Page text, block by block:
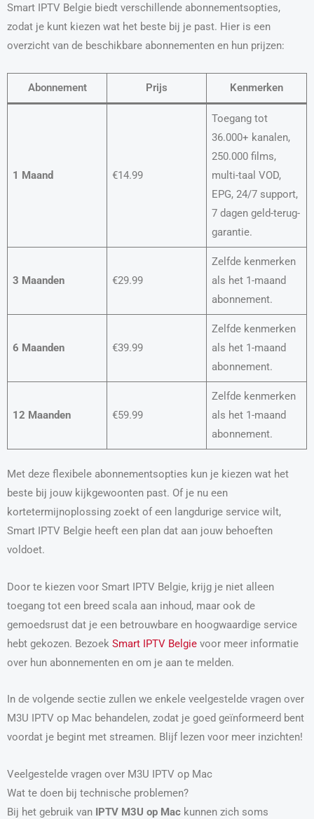
Smart IPTV Belgie biedt verschillende abonnementsopties,
zodat je kunt kiezen wat het beste bij je past. Hier is een
overzicht van de beschikbare abonnementen en hun prijzen:
Abonnement Prijs Kenmerken
1 Maand €14.99
Toegang tot
36.000+ kanalen,
250.000 films,
multi-taal VOD,
EPG, 24/7 support,
7 dagen geld-terug-
garantie.
3 Maanden €29.99
Zelfde kenmerken
als het 1-maand
abonnement.
6 Maanden €39.99
Zelfde kenmerken
als het 1-maand
abonnement.
12 Maanden €59.99
Zelfde kenmerken
als het 1-maand
abonnement.
Met deze flexibele abonnementsopties kun je kiezen wat het
beste bij jouw kijkgewoonten past. Of je nu een
kortetermijnoplossing zoekt of een langdurige service wilt,
Smart IPTV Belgie heeft een plan dat aan jouw behoeften
voldoet.
Door te kiezen voor Smart IPTV Belgie, krijg je niet alleen
toegang tot een breed scala aan inhoud, maar ook de
gemoedsrust dat je een betrouwbare en hoogwaardige service
hebt gekozen. Bezoek Smart IPTV Belgie voor meer informatie
over hun abonnementen en om je aan te melden.
In de volgende sectie zullen we enkele veelgestelde vragen over
M3U IPTV op Mac behandelen, zodat je goed geïnformeerd bent
voordat je begint met streamen. Blijf lezen voor meer inzichten!
Veelgestelde vragen over M3U IPTV op Mac
Wat te doen bij technische problemen?
Bij het gebruik van IPTV M3U op Mac kunnen zich soms